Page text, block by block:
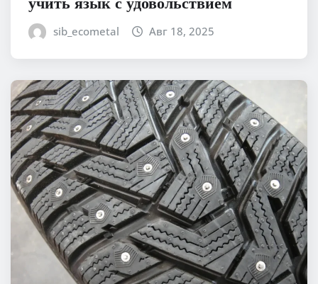
sib_ecometal Авг 18, 2025